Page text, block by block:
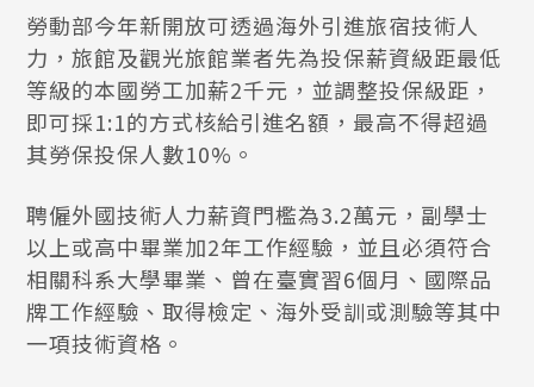
勞動部今年新開放可透過海外引進旅宿技術人
力，旅館及觀光旅館業者先為投保薪資級距最低
等級的本國勞工加薪2千元，並調整投保級距，
即可採1:1的方式核給引進名額，最高不得超過
其勞保投保人數10%。
聘僱外國技術人力薪資門檻為3.2萬元，副學士
以上或高中畢業加2年工作經驗，並且必須符合
相關科系大學畢業、曾在臺實習6個月、國際品
牌工作經驗、取得檢定、海外受訓或測驗等其中
一項技術資格。